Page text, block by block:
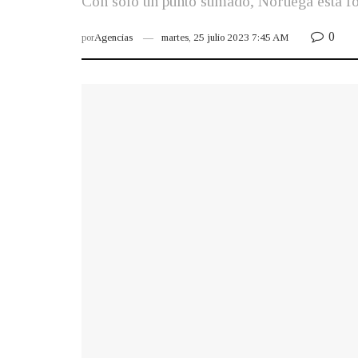
porAgencias martes, 25 julio 2023 7:45 AM 0